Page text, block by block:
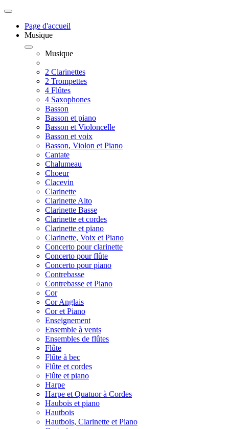
Page d'accueil
Musique
Musique
2 Clarinettes
2 Trompettes
4 Flûtes
4 Saxophones
Basson
Basson et piano
Basson et Violoncelle
Basson et voix
Basson, Violon et Piano
Cantate
Chalumeau
Choeur
Clacevin
Clarinette
Clarinette Alto
Clarinette Basse
Clarinette et cordes
Clarinette et piano
Clarinette, Voix et Piano
Concerto pour clarinette
Concerto pour flûte
Concerto pour piano
Contrebasse
Contrebasse et Piano
Cor
Cor Anglais
Cor et Piano
Enseignement
Ensemble à vents
Ensembles de flûtes
Flûte
Flûte à bec
Flûte et cordes
Flûte et piano
Harpe
Harpe et Quatuor à Cordes
Haubois et piano
Hautbois
Hautbois, Clarinette et Piano